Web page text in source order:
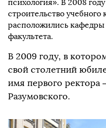
психология». В 2008
строительство
расположились
факультета.
В 2009 году, в
свой столетний
имя первого ректора
Разумовского.